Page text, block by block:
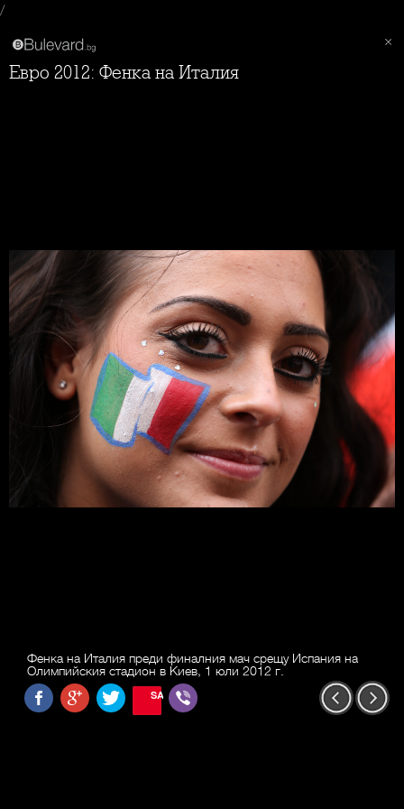
/
Евро 2012: Фенка на Италия
Фенка на Италия преди финалния мач срещу Испания на
Олимпийския стадион в Киев, 1 юли 2012 г.
SAVE